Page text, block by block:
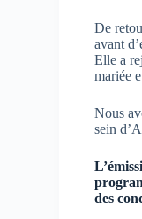
De
avant
Elle a
mariée
Nous
sein
des